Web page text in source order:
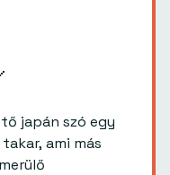
japán szó egy
ami más